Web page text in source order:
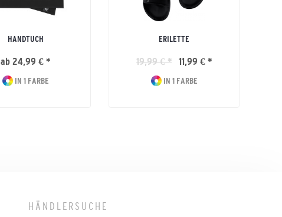
HANDTUCH
ab 24,99 € *
IN 1 FARBE
ERILETTE
19,99 € * 11,99 € *
IN 1 FARBE
HÄNDLERSUCHE